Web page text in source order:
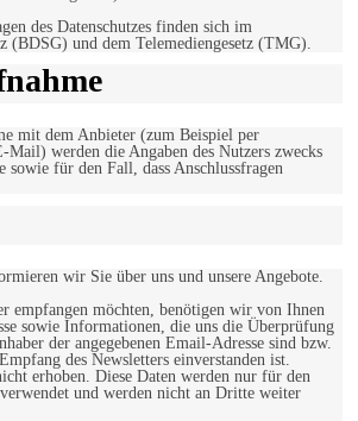
des Datenschutzes finden sich im
(BDSG) und dem Telemediengesetz (TMG).
mit dem Anbieter (zum Beispiel per
werden die Angaben des Nutzers zwecks
sowie für den Fall, dass Anschlussfragen
wir Sie über uns und unsere Angebote.
empfangen möchten, benötigen wir von Ihnen
sowie Informationen, die uns die Überprüfung
der angegebenen Email-Adresse sind bzw.
des Newsletters einverstanden ist.
erhoben. Diese Daten werden nur für den
und werden nicht an Dritte weiter